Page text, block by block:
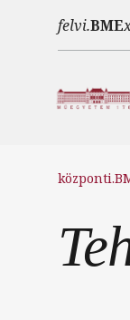
felvi.BME